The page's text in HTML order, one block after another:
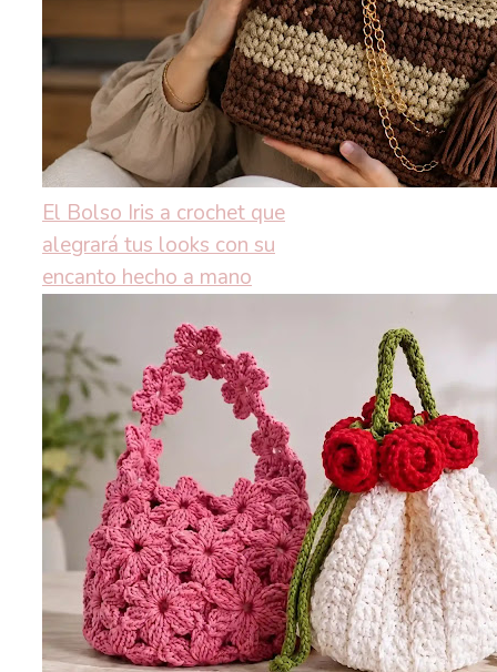
El Bolso Iris a crochet que
alegrará tus looks con su
encanto hecho a mano